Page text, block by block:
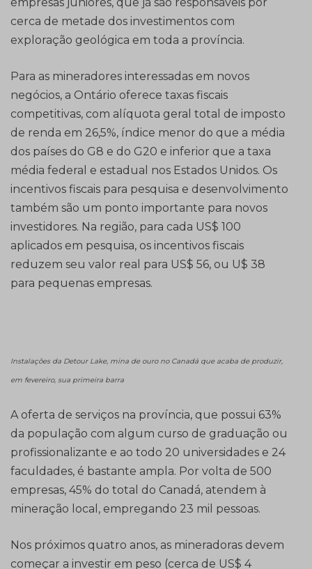
cerca de metade dos investimentos com
exploração geológica em toda a província.
Para as mineradores interessadas em novos
negócios, a Ontário oferece taxas fiscais
competitivas, com alíquota geral total de imposto
de renda em 26,5%, índice menor do que a média
dos países do G8 e do G20 e inferior que a taxa
média federal e estadual nos Estados Unidos. Os
incentivos fiscais para pesquisa e desenvolvimento
também são um ponto importante para novos
investidores. Na região, para cada US$ 100
aplicados em pesquisa, os incentivos fiscais
reduzem seu valor real para US$ 56, ou U$ 38
para pequenas empresas.
Instalações da Detour Lake, mina de ouro no Canadá que acaba de produzir,
em fevereiro, sua primeira barra
A oferta de serviços na província, que possui 63%
da população com algum curso de graduação ou
profissionalizante e ao todo 20 universidades e 24
faculdades, é bastante ampla. Por volta de 500
empresas, 45% do total do Canadá, atendem à
mineração local, empregando 23 mil pessoas.
Nos próximos quatro anos, as mineradoras devem
começar a investir em peso (cerca de US$ 4